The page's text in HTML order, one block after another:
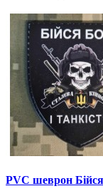
PVC шеврон Бійся